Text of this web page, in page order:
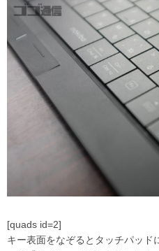
[quads id=2]
キー表面をなぞるとタッチパッド